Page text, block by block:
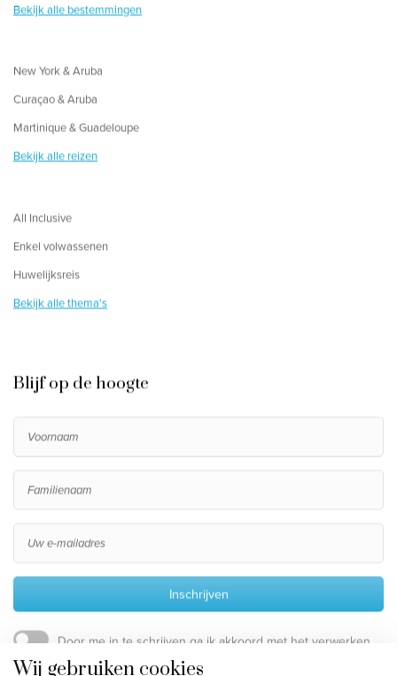
Wij gebruiken cookies
Bekijk alle bestemmingen
New York & Aruba
Curaçao & Aruba
Martinique & Guadeloupe
Bekijk alle reizen
All Inclusive
Enkel volwassenen
Huwelijksreis
Bekijk alle thema's
Blijf op de hoogte
Inschrijven
Door me in te schrijven ga ik akkoord met het verwerken
van mijn persoonsgegevens, die beschreven staan in de